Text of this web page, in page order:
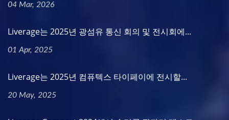
04 Mar, 2026
Liverage는 2025년 광섬유 통신 회의 및 전시회에...
01 Apr, 2025
Liverage는 2025년 컴퓨텍스 타이페이에 전시할...
20 May, 2025